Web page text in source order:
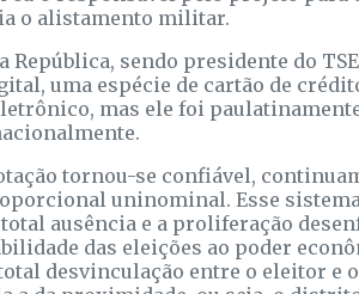
o alistamento militar.
República, sendo presidente do
uma espécie de cartão de
mas ele foi
tornou-se confiável,
uninominal. Esse
ausência e a proliferação
das eleições ao poder
desvinculação entre o eleitor e